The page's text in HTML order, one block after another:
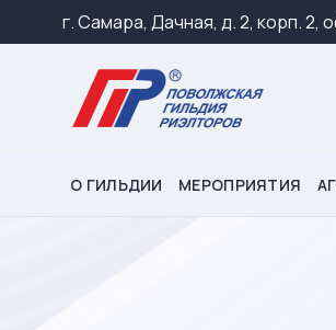
г. Самара, Дачная, д. 2, корп. 2,
О ГИЛЬДИИ МЕРОПРИЯТИЯ